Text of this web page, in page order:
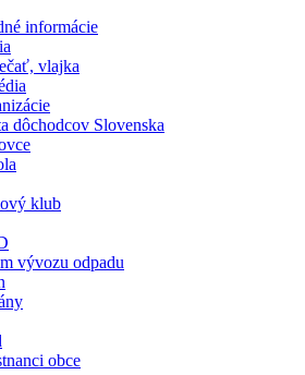
informácie
vlajka
dôchodcov Slovenska
klub
vývozu odpadu
obce